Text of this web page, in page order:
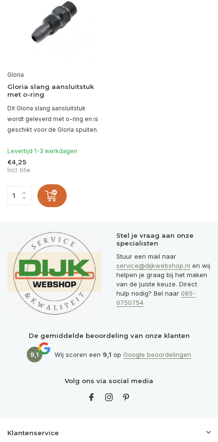
Gloria
Gloria slang aansluitstuk
met o-ring
Dit Gloria slang aansluitstuk
wordt geleverd met o-ring en is
geschikt voor de Gloria spuiten.
Levertijd 1-3 werkdagen
€4,25
Incl. btw
Stel je vraag aan onze
specialisten
Stuur een mail naar
service@dijkwebshop.nl en wij
helpen je graag bij het maken
van de juiste keuze. Direct
hulp nodig? Bel naar 085-
0750754
De gemiddelde beoordeling van onze klanten
9,1 Wij scoren een 9,1 op Google beoordelingen
Volg ons via social media
Klantenservice